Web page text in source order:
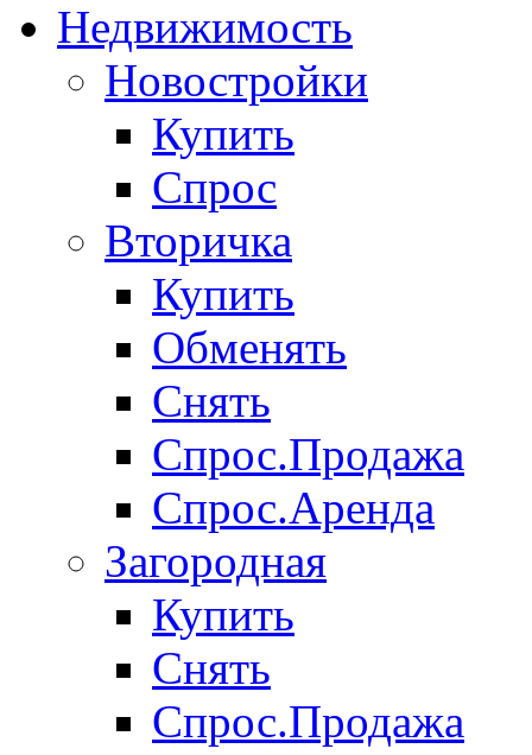
Недвижимость
Новостройки
Купить
Спрос
Вторичка
Купить
Обменять
Снять
Спрос.Продажа
Спрос.Аренда
Загородная
Купить
Снять
Спрос.Продажа